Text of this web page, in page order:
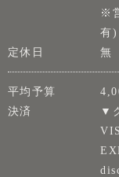
※
有)
定休日
無
平均予算
決済
▼